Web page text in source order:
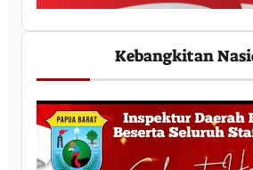
Kebangkitan